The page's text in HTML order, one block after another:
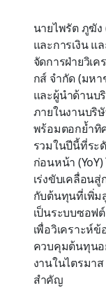
นายไพรัต ภูฆั
และการเงิน แ
จัดการฝ่ายวิเ
กส์ จำกัด (มห
และผู้นำด้านบ
ภายในงานบริ
พร้อมตอกย้ำทิ
รวมในปีนี้ที่ระ
ก่อนหน้า
เร่งขับเคลื่อน
กับต้นทุนที่เพิ่ม
เป็นระบบซอฟ
เพื่อวิเคราะห์
ควบคุมต้นทุนอ
งานในไตรมา
สำคัญ